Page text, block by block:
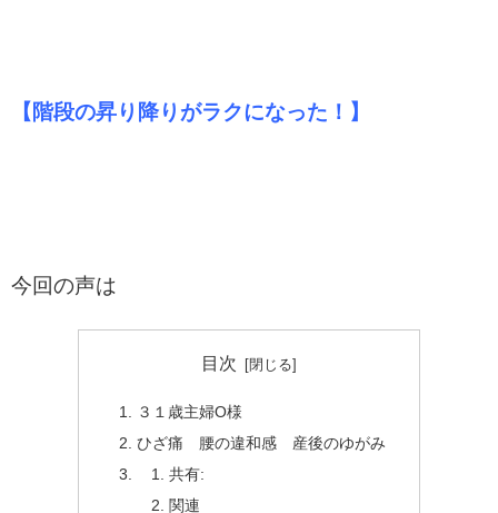
【階段の昇り降りがラクになった！】
今回の声は
目次
３１歳主婦O様
ひざ痛 腰の違和感 産後のゆがみ
共有:
関連